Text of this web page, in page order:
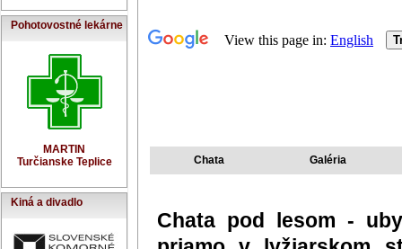
Pohotovostné lekárne
MARTIN
Turčianske Teplice
Kiná a divadlo